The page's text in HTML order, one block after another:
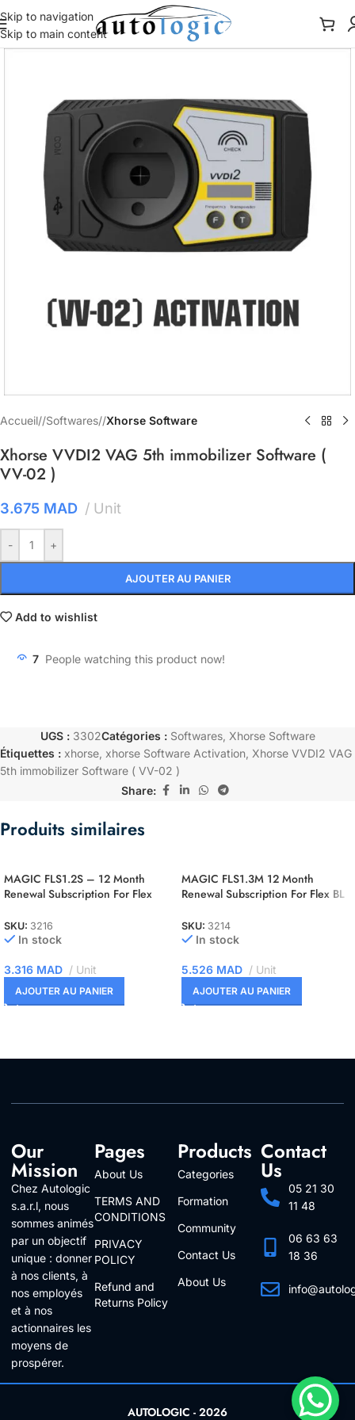
Skip to navigation
Skip to main content
Accueil/ Softwares/ Xhorse Software
Xhorse VVDI2 VAG 5th immobilizer Software (
VV-02 )
3.675 MAD Unit
- +
AJOUTER AU PANIER
Add to wishlist
7 People watching this product now!
UGS : 3302Catégories : Softwares, Xhorse Software
Étiquettes : xhorse xhorse Software Activation Xhorse VVDI2 VAG
5th immobilizer Software ( VV-02 )
Share:
Produits similaires
MAGIC FLS1.2S – 12 Month
Renewal Subscription For Flex
SKU: 3216
In stock
3.316 MAD Unit
AJOUTER AU PANIER
MAGIC FLS1.3M 12 Month
Renewal Subscription For Flex BL
SKU: 3214
In stock
5.526 MAD Unit
AJOUTER AU PANIER
Our
Mission
Chez Autologic
s.a.r.l, nous
sommes animés
par un objectif
unique : donner
à nos clients, à
nos employés
et à nos
actionnaires les
moyens de
prospérer.
Pages
About Us
TERMS AND
CONDITIONS
PRIVACY
POLICY
Refund and
Returns Policy
Products
Categories
Formation
Community
Contact Us
About Us
Contact
Us
05 21 30
11 48
06 63 63
18 36
AUTOLOGIC - 2026